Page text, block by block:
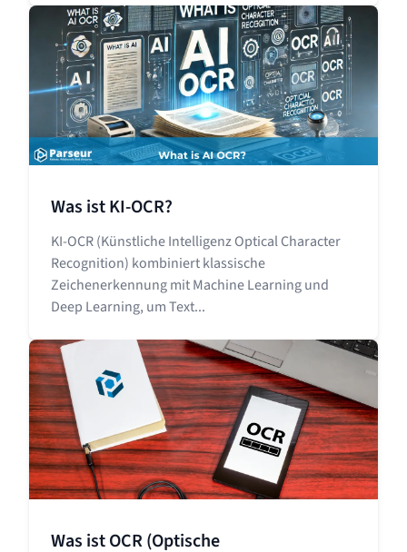
Was ist KI-OCR?
KI-OCR (Künstliche Intelligenz Optical Character
Recognition) kombiniert klassische
Zeichenerkennung mit Machine Learning und
Deep Learning, um Text...
Was ist OCR (Optische